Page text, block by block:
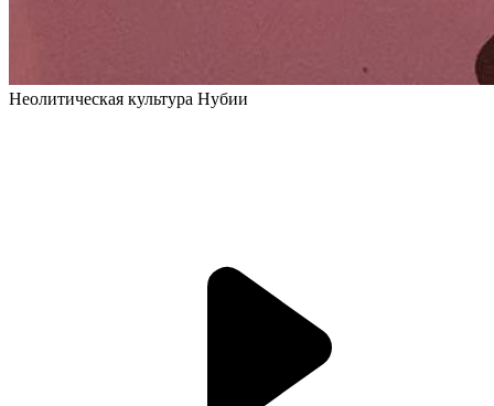
Неолитическая культура Нубии